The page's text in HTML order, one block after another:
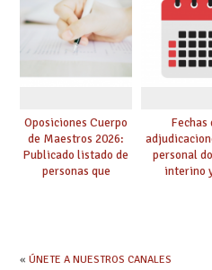
de especialidades
convocadas a
oposición
telemática,
Oposiciones Cuerpo
de Maestros 2026:
Publicado listado de
personas que
Fechas
personal
interino
« ÚNETE A NUESTROS CANALES